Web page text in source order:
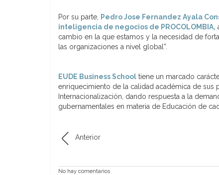
Por su parte,
Pedro Jose Fernandez Ayala
inteligencia de negocios de PROCOLOMBIA,
cambio en la que estamos y la necesidad de
las organizaciones a nivel global”.
EUDE Business School tiene un marcado
enriquecimiento de la calidad académica de sus
Internacionalización, dando respuesta a la
gubernamentales en materia de Educación de
Anterior
No hay comentarios